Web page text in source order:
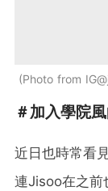
Photo from
＃加入學院
近日也時常看
連Jisoo在之前